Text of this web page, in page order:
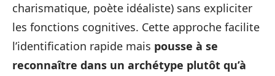
charismatique, poète idéaliste) sans expliciter
les fonctions cognitives. Cette approche facilite
l’identification rapide mais pousse à se
reconnaître dans un archétype plutôt qu’à